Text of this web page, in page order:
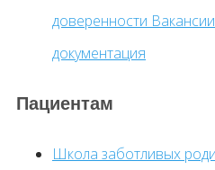
доверенности Вакансии
документация
Пациентам
Школа заботливых